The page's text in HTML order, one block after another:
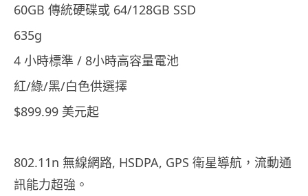
60GB 傳統硬碟或 64/128GB SSD
635g
4 小時標準 / 8小時高容量電池
紅/綠/黑/白色供選擇
$899.99 美元起
802.11n 無線網路, HSDPA, GPS 衛星導航，流動通
訊能力超強。